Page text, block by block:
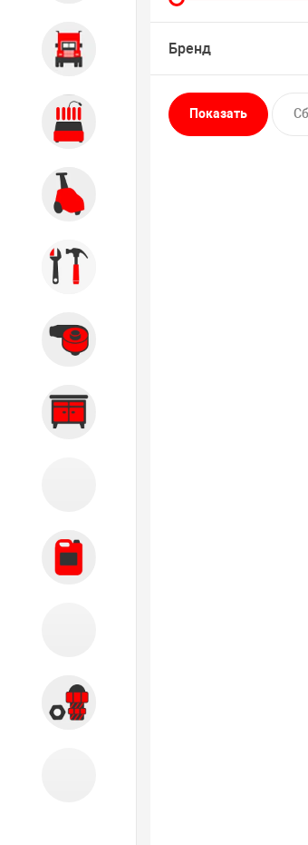
Грузовое оборудование
Обслуживание систем и
агрегатов
Бренд